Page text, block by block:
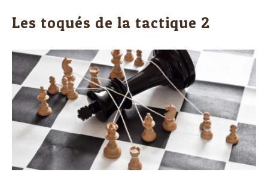
Les toqués de la tactique 2